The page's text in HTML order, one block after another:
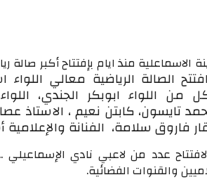
الاسماعلية منذ ايام بإفتتاح أكبر صالة
الصالة الرياضية معالي
من اللواء ابوبكر الجندي،
تايسون، كابتن نعيم ، الاستاذ
فاروق سلامة، الفنانة
عدد من لاعبي نادي الإسماعيلي
والقنوات الفضائية.